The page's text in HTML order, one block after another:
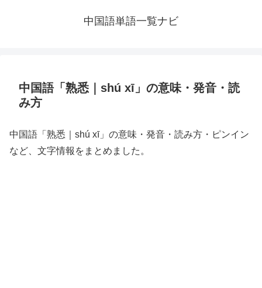
中国語単語一覧ナビ
中国語「熟悉｜shú xī」の意味・発音・読
み方
中国語「熟悉｜shú xī」の意味・発音・読み方・ピンイン
など、文字情報をまとめました。